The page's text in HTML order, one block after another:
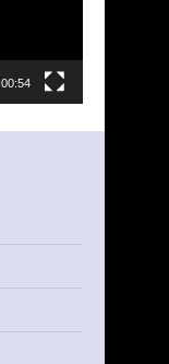
00:54